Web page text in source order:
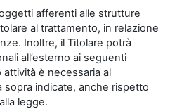
afferenti alle strutture
al trattamento, in relazione
Inoltre, il Titolare potrà
all’esterno ai seguenti
è necessaria al
indicate, anche rispetto
legge.